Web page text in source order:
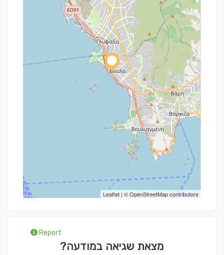
Leaflet | ©OpenStreetMapcontributors
Report
מצאת שגיאה במודעה?